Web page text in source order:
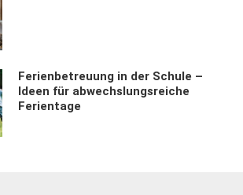
Ferienbetreuung in der Schule –
Ideen für abwechslungsreiche
Ferientage